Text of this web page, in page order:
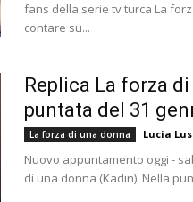
fans della serie tv turca La
contare su...
Replica La forza
puntata del 31
La forza di una donna Lucia
Nuovo appuntamento oggi -
di una donna (Kadın). Nella